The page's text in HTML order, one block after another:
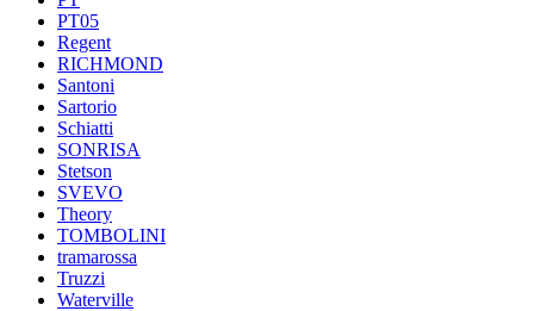
PT05
Regent
RICHMOND
Santoni
Sartorio
Schiatti
SONRISA
Stetson
SVEVO
Theory
TOMBOLINI
tramarossa
Truzzi
Waterville